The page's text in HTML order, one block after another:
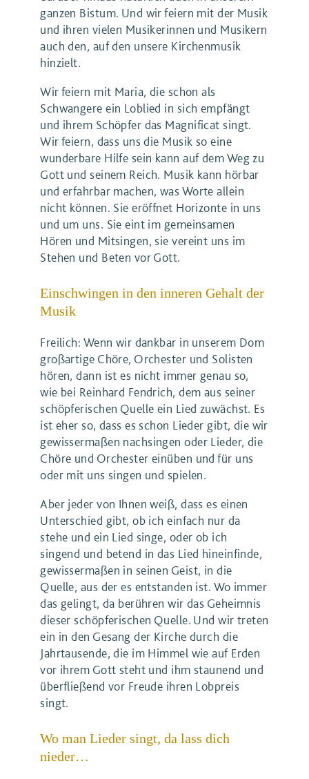
ganzen Bistum. Und wir feiern mit der Musik
und ihren vielen Musikerinnen und Musikern
auch den, auf den unsere Kirchenmusik
hinzielt.
Wir feiern mit Maria, die schon als
Schwangere ein Loblied in sich empfängt
und ihrem Schöpfer das Magnificat singt.
Wir feiern, dass uns die Musik so eine
wunderbare Hilfe sein kann auf dem Weg zu
Gott und seinem Reich. Musik kann hörbar
und erfahrbar machen, was Worte allein
nicht können. Sie eröffnet Horizonte in uns
und um uns. Sie eint im gemeinsamen
Hören und Mitsingen, sie vereint uns im
Stehen und Beten vor Gott.
Einschwingen in den inneren Gehalt der
Musik
Freilich: Wenn wir dankbar in unserem Dom
großartige Chöre, Orchester und Solisten
hören, dann ist es nicht immer genau so,
wie bei Reinhard Fendrich, dem aus seiner
schöpferischen Quelle ein Lied zuwächst. Es
ist eher so, dass es schon Lieder gibt, die wir
gewissermaßen nachsingen oder Lieder, die
Chöre und Orchester einüben und für uns
oder mit uns singen und spielen.
Aber jeder von Ihnen weiß, dass es einen
Unterschied gibt, ob ich einfach nur da
stehe und ein Lied singe, oder ob ich
singend und betend in das Lied hineinfinde,
gewissermaßen in seinen Geist, in die
Quelle, aus der es entstanden ist. Wo immer
das gelingt, da berühren wir das Geheimnis
dieser schöpferischen Quelle. Und wir treten
ein in den Gesang der Kirche durch die
Jahrtausende, die im Himmel wie auf Erden
vor ihrem Gott steht und ihm staunend und
überfließend vor Freude ihren Lobpreis
singt.
Wo man Lieder singt, da lass dich
nieder…